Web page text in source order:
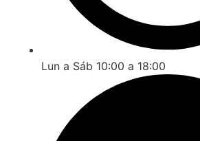
Lun a Sáb 10:00 a 18:00